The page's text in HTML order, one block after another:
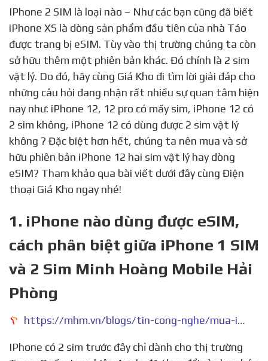
IPhone 2 SIM là loại nào – Như các bạn cũng đã biết
iPhone XS là dòng sản phẩm đầu tiên của nhà Táo
được trang bị eSIM. Tùy vào thị trường chúng ta còn
sở hữu thêm một phiên bản khác. Đó chính là 2 sim
vật lý. Do đó, hãy cùng Giá Kho đi tìm lời giải đáp cho
những câu hỏi đang nhận rất nhiều sự quan tâm hiện
nay như: iPhone 12, 12 pro có mấy sim, iPhone 12 có
2 sim không, iPhone 12 có dùng được 2 sim vật lý
không ? Đặc biệt hơn hết, chúng ta nên mua và sở
hữu phiên bản iPhone 12 hai sim vật lý hay dòng
eSIM? Tham khảo qua bài viết dưới đây cùng Điện
thoại Giá Kho ngay nhé!
1. iPhone nào dùng được eSIM,
cách phân biệt giữa iPhone 1 SIM
và 2 Sim Minh Hoàng Mobile Hải
Phòng
https://mhm.vn/blogs/tin-cong-nghe/mua-iphone-nao-dung-duoc-esim-cach-phan-biet-giua-iphone-1-sim-va-2-sim-vat-ly
IPhone có 2 sim trước đây chỉ dành cho thị trường